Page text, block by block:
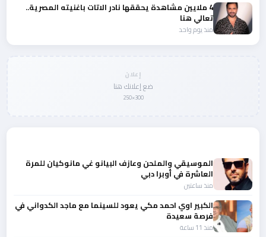
4 ملايين مشاهدة يحققها نادر الاتات باغنيته المصرية..
تعالي هنا
منذ يوم واحد
إعلان
ضع إعلانك هنا
300×250
الموسيقي والملحن وعازف البيانو غي مانوكيان للمرة
العاشرة في أوبرا دبي
منذ ساعتين
الكبير اوي احمد مكي يعود للسينما مع ماجد الكدواني في
فرصة سعيدة
منذ 11 ساعة